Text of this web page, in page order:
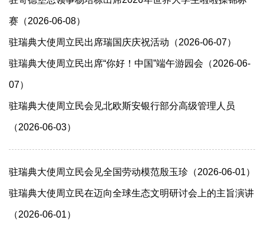
赛（2026-06-08）
驻瑞典大使周立民出席瑞国庆庆祝活动（2026-06-07）
驻瑞典大使周立民出席“你好！中国”端午游园会（2026-06-
07）
驻瑞典大使周立民会见北欧斯安银行部分高级管理人员
（2026-06-03）
驻瑞典大使周立民会见全国劳动模范殷玉珍（2026-06-01）
驻瑞典大使周立民在迈向全球生态文明研讨会上的主旨演讲
（2026-06-01）